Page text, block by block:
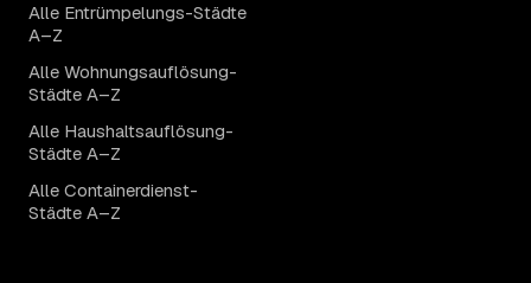
Alle Entrümpelungs-Städte
A–Z
Alle Wohnungsauflösung-
Städte A–Z
Alle Haushaltsauflösung-
Städte A–Z
Alle Containerdienst-
Städte A–Z